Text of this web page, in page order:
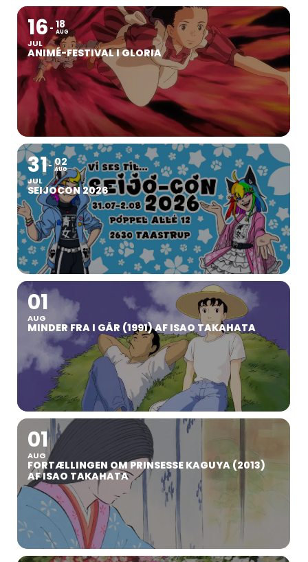
16
JUL
18
AUG
ANIMÉ-FESTIVAL I GLORIA
31
JUL
02
AUG
SEIJOCON 2026
01
AUG
MINDER FRA I GÅR (1991) AF ISAO TAKAHATA
01
AUG
FORTÆLLINGEN OM PRINSESSE KAGUYA (2013)
AF ISAO TAKAHATA